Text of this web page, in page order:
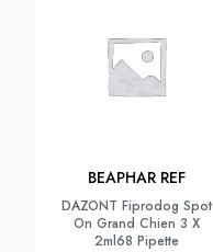
BEAPHAR REF
DAZONT Fiprodog Spot
On Grand Chien 3 X
2ml68 Pipette